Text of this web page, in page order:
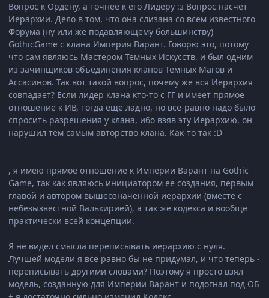
Вопрос к Ордену, а точнее к его Лидеру :з Вопрос насчет
Иерархии. Дело в том, что она слизана со всем известного
Форума (ну или же подавляющему большинству)
GothicGame с клана Империя Варант. Говорю это, потому
что сам являюсь Мастером Темных Искусств, и был одним
из зачинщиков объединения кланов Темных Магов и
Ассасинов. Так вот такой вопрос, почему же вся Иерархия
совпадает? Если лидер клана кто-то с ГГ и имеет прямое
отношение к ИВ, тогда еще ладно, но все-равно надо было
спросить разрешения у клана, ибо взяв эту Иерархию, он
нарушил тем самым авторство клана. Как-то так :D
, я имею прямое отношение к Империи Варант на Gothic
Game, так как являюсь инициатором ее создания, первым
главой и автором вышеозначенной иерархии (вместе с
небезызвестной Валькирией), а так же кодекса и вообще
практически всей концепции.
Я не видел смысла переписывать иерархию с нуля.
Лучшей модели я все равно бы не придумал, и что теперь -
переписывать другими словами? Поэтому я просто взял
модель, созданную для Империи Варант и подогнал под ОБ